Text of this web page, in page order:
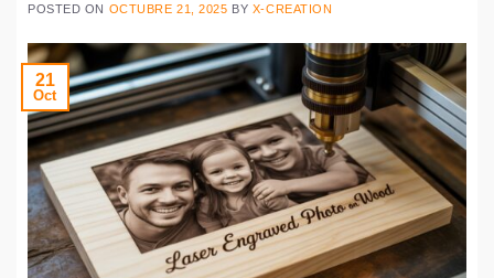
POSTED ON OCTUBRE 21, 2025 BY X-CREATION
21
Oct